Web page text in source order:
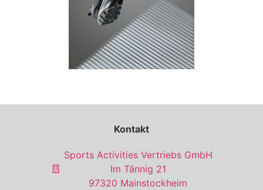
Kontakt
Sports Activities Vertriebs GmbH
Im Tännig 21
97320 Mainstockheim